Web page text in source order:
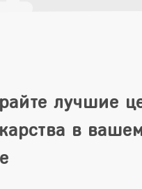
лучшие
в